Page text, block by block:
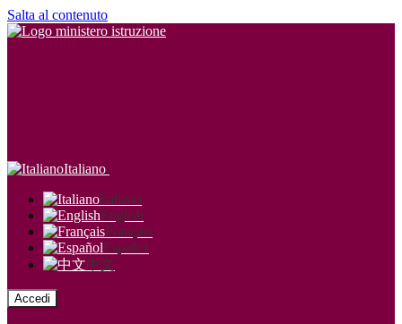
Salta al contenuto
Italiano
Italiano
English
Français
Español
中文
Accedi